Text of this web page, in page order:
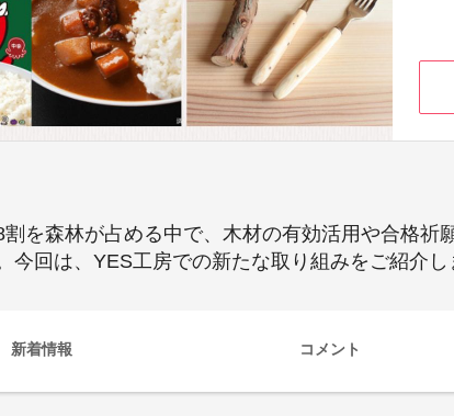
を森林が占める中で、木材の有効活用や合格祈
回は、YES工房での新たな取り組みをご紹介し
新着情報 コメント